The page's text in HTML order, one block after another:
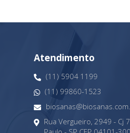
Atendimento
(11) 5904 1199
(11) 99860-1523
Rua Vergueiro, 2949 - Cj